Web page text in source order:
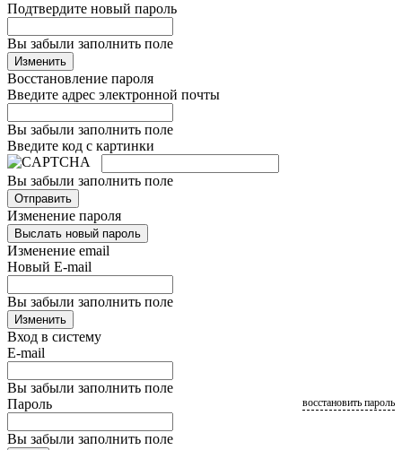
Подтвердите новый пароль
Вы забыли заполнить поле
Изменить
Восстановление пароля
Введите адрес электронной почты
Вы забыли заполнить поле
Введите код с картинки
Вы забыли заполнить поле
Отправить
Изменение пароля
Выслать новый пароль
Изменение email
Новый E-mail
Вы забыли заполнить поле
Изменить
Вход в систему
E-mail
Вы забыли заполнить поле
Пароль
Вы забыли заполнить поле
восстановить пароль